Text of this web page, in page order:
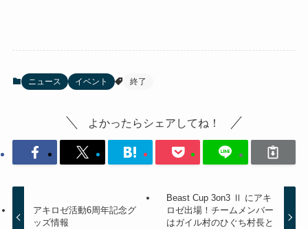
ニュース イベント 終了
よかったらシェアしてね！
アキロゼ活動6周年記念グ
ッズ情報
Beast Cup 3on3 Ⅱ にアキ
ロゼ出場！チームメンバー
はガイル村のひぐち村長と